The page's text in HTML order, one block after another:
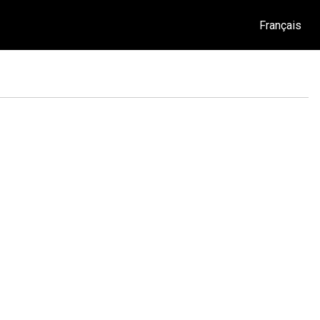
Français